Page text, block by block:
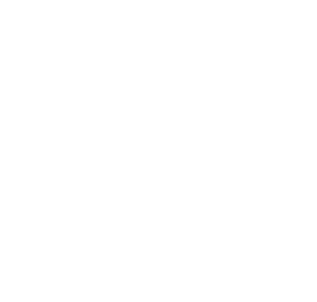
Misure: 2XL
49 in, Colore: Multicolore, Misure: 2XL